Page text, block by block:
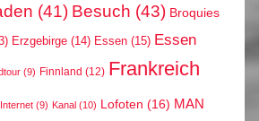
(41) Besuch (43) Broquies
Erzgebirge (14) Essen (15) Essen
(9) Finnland (12) Frankreich
Internet (9) Kanal (10) Lofoten (16) MAN